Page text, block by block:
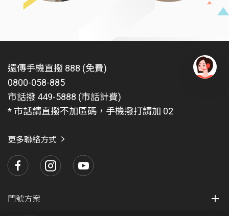
遠傳手機直撥 888 (免費)
0800-058-885
市話撥 449-5888 (市話計費)
* 市話請直撥不加區碼，手機撥打請加 02
更多聯絡方式
門號方案